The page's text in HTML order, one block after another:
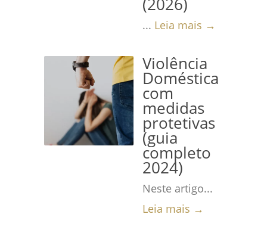
(2026)
... Leia mais →
Violência
Doméstica
com
medidas
protetivas
(guia
completo
2024)
Neste artigo...
Leia mais →